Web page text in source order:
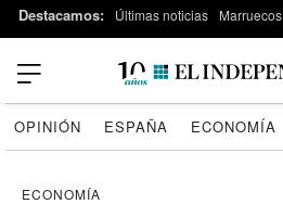
Destacamos: Últimas noticias Marruecos
OPINIÓN ESPAÑA ECONOMÍA
ECONOMÍA